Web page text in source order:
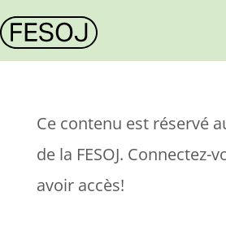
Ce contenu est réservé
de la FESOJ. Connectez-
avoir accès!